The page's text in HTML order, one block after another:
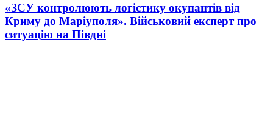
«ЗСУ контролюють логістику окупантів від
Криму до Маріуполя». Військовий експерт про
ситуацію на Півдні